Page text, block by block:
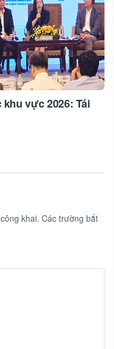
vực 2026: Tái
khai. Các trường bắt